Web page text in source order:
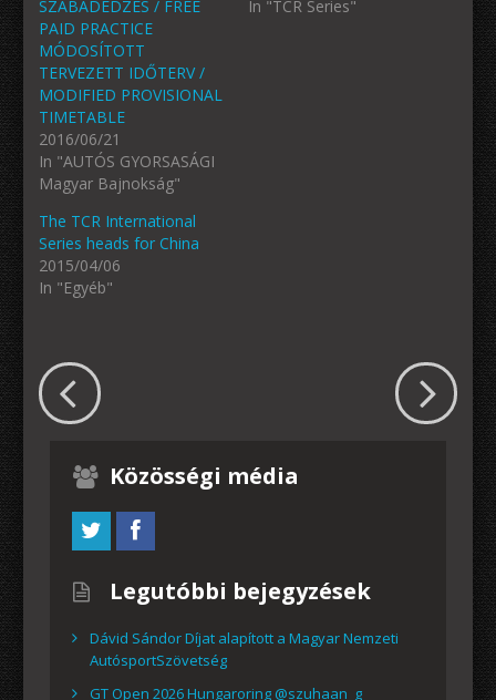
SZABADEDZÉS / FREE
PAID PRACTICE
MÓDOSÍTOTT
TERVEZETT IDŐTERV /
MODIFIED PROVISIONAL
TIMETABLE
2016/06/21
In "AUTÓS GYORSASÁGI
Magyar Bajnokság"
In "TCR Series"
The TCR International
Series heads for China
2015/04/06
In "Egyéb"
Közösségi média
Legutóbbi bejegyzések
Dávid Sándor Díjat alapított a Magyar Nemzeti
AutósportSzövetség
GT Open 2026 Hungaroring @szuhaan_g